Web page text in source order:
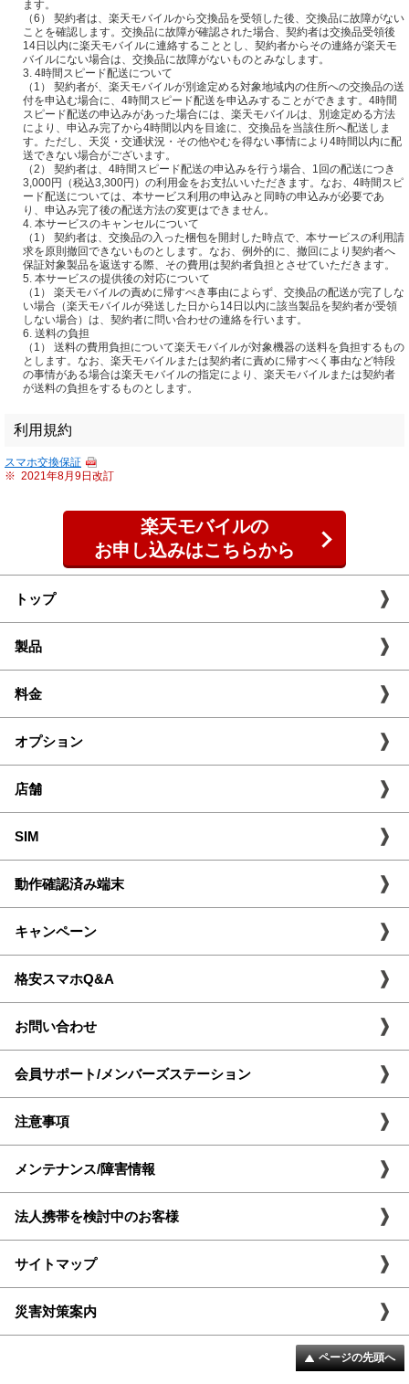
ます。
（6） 契約者は、楽天モバイルから交換品を受領した後、交換品に故障がない
ことを確認します。交換品に故障が確認された場合、契約者は交換品受領後
14日以内に楽天モバイルに連絡することとし、契約者からその連絡が楽天モ
バイルにない場合は、交換品に故障がないものとみなします。
3. 4時間スピード配送について
（1） 契約者が、楽天モバイルが別途定める対象地域内の住所への交換品の送
付を申込む場合に、4時間スピード配送を申込みすることができます。4時間
スピード配送の申込みがあった場合には、楽天モバイルは、別途定める方法
により、申込み完了から4時間以内を目途に、交換品を当該住所へ配送しま
す。ただし、天災・交通状況・その他やむを得ない事情により4時間以内に配
送できない場合がございます。
（2） 契約者は、4時間スピード配送の申込みを行う場合、1回の配送につき
3,000円（税込3,300円）の利用金をお支払いいただきます。なお、4時間スピ
ード配送については、本サービス利用の申込みと同時の申込みが必要であ
り、申込み完了後の配送方法の変更はできません。
4. 本サービスのキャンセルについて
（1） 契約者は、交換品の入った梱包を開封した時点で、本サービスの利用請
求を原則撤回できないものとします。なお、例外的に、撤回により契約者へ
保証対象製品を返送する際、その費用は契約者負担とさせていただきます。
5. 本サービスの提供後の対応について
（1） 楽天モバイルの責めに帰すべき事由によらず、交換品の配送が完了しな
い場合（楽天モバイルが発送した日から14日以内に該当製品を契約者が受領
しない場合）は、契約者に問い合わせの連絡を行います。
6. 送料の負担
（1） 送料の費用負担について楽天モバイルが対象機器の送料を負担するもの
とします。なお、楽天モバイルまたは契約者に責めに帰すべく事由など特段
の事情がある場合は楽天モバイルの指定により、楽天モバイルまたは契約者
が送料の負担をするものとします。
利用規約
スマホ交換保証
※ 2021年8月9日改訂
楽天モバイルの
お申し込みはこちらから
トップ
製品
料金
オプション
店舗
SIM
動作確認済み端末
キャンペーン
格安スマホQ&A
お問い合わせ
会員サポート/メンバーズステーション
注意事項
メンテナンス/障害情報
法人携帯を検討中のお客様
サイトマップ
災害対策案内
ページの先頭へ